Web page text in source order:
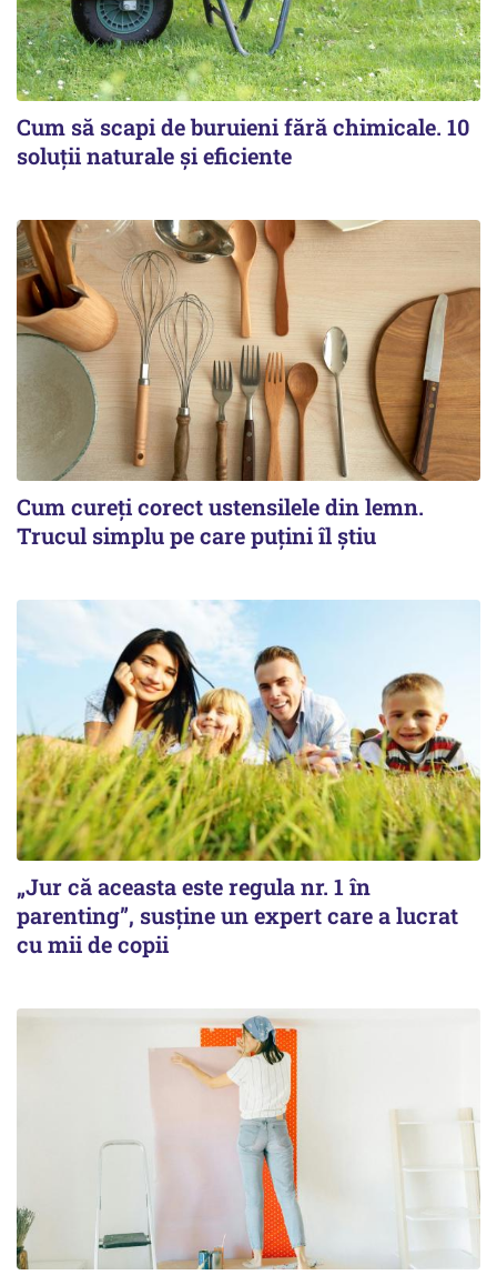
Cum să scapi de buruieni fără chimicale. 10
soluții naturale și eficiente
Cum cureți corect ustensilele din lemn.
Trucul simplu pe care puțini îl știu
„Jur că aceasta este regula nr. 1 în
parenting”, susține un expert care a lucrat
cu mii de copii